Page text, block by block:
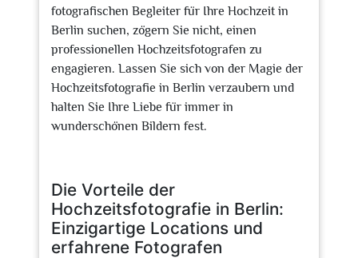
fotografischen Begleiter für Ihre Hochzeit in
Berlin suchen, zögern Sie nicht, einen
professionellen Hochzeitsfotografen zu
engagieren. Lassen Sie sich von der Magie der
Hochzeitsfotografie in Berlin verzaubern und
halten Sie Ihre Liebe für immer in
wunderschönen Bildern fest.
Die Vorteile der
Hochzeitsfotografie in Berlin:
Einzigartige Locations und
erfahrene Fotografen